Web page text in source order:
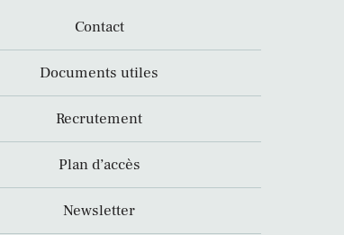
Contact
Documents utiles
Recrutement
Plan d’accès
Newsletter